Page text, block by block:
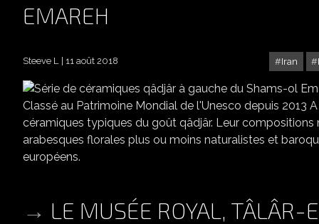
EMAREH
Iran
Steeve L 11 août 2018 SÉRIE
Classé au Patrimoine Mondial de l'Unesco depuis 2013
céramiques typiques du goût qâdjâr. Leur
arabesques florales plus ou moins naturalistes et
européens.
LE MUSÉE ROYAL, TÂLÂR-